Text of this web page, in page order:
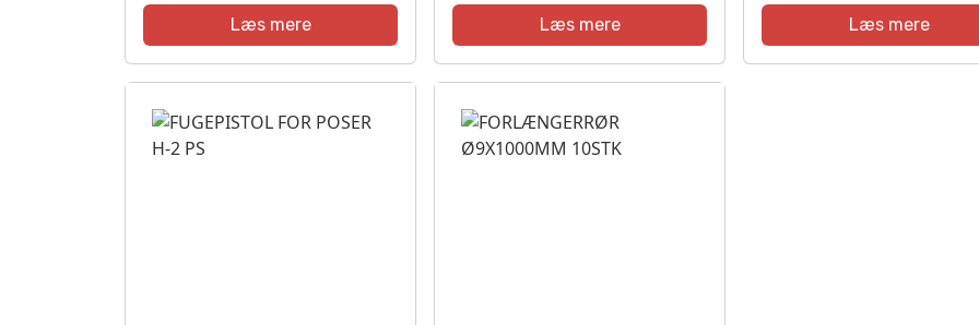
Læs mere Læs mere Læs mere